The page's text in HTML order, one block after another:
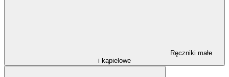
Ręczniki małe
i kąpielowe